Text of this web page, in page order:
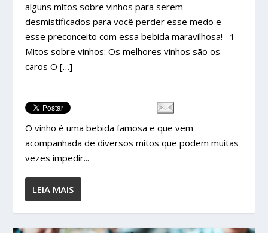
alguns mitos sobre vinhos para serem
desmistificados para você perder esse medo e
esse preconceito com essa bebida maravilhosa! 1 –
Mitos sobre vinhos: Os melhores vinhos são os
caros O […]
O vinho é uma bebida famosa e que vem
acompanhada de diversos mitos que podem muitas
vezes impedir...
LEIA MAIS